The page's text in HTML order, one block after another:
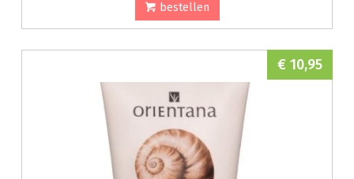
bestellen
€ 10,95